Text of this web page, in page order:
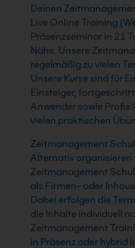
Deinen
Live Online Training
Präsenzseminar in 21
Nähe. Unsere
regelmäßig zu vielen
Unsere Kurse sind für
Einsteiger,
Anwender sowie
vielen praktischen
Zeitmanagement
Alternativ organisieren
Zeitmanagement
als Firmen- oder
Dabei erfolgen die
die Inhalte individuell
Zeitmanagement
in Präsenz oder hybrid